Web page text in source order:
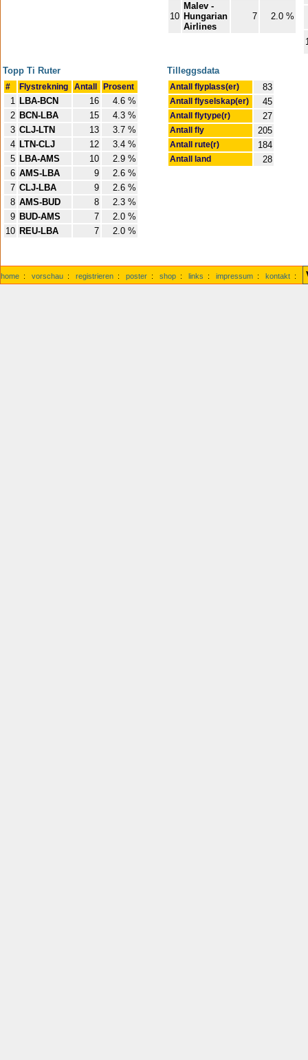
10
Malev -
Hungarian
Airlines
7 2.0 %
Topp Ti Ruter
# Flystrekning Antall Prosent
1 LBA-BCN 16
4.6 %
2 BCN-LBA 15
4.3 %
3 CLJ-LTN 13
3.7 %
4 LTN-CLJ 12
3.4 %
5 LBA-AMS 10
2.9 %
6 AMS-LBA 9
2.6 %
7 CLJ-LBA 9
2.6 %
8 AMS-BUD 8
2.3 %
9 BUD-AMS 7
2.0 %
10 REU-LBA 7 2.0 %
Tilleggsdata
Antall flyplass(er) 83
Antall flyselskap(er) 45
Antall flytype(r) 27
Antall fly 205
Antall rute(r) 184
Antall land 28
home : vorschau : registrieren : poster : shop : links : impressum : kontakt :